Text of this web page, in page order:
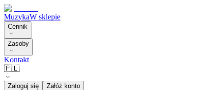
MuzykaW sklepie
Cennik
Zasoby
Kontakt
🇵🇱
Zaloguj się Załóż konto